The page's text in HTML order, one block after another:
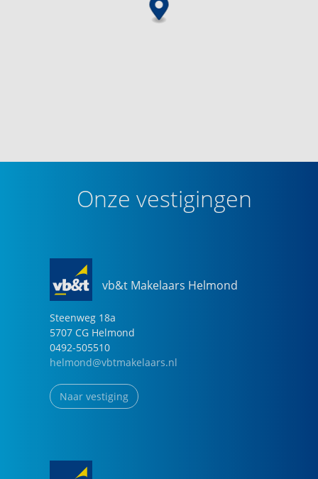
Onze vestigingen
vb&t Makelaars Helmond
Steenweg 18a
5707 CG Helmond
0492-505510
helmond@vbtmakelaars.nl
Naar vestiging